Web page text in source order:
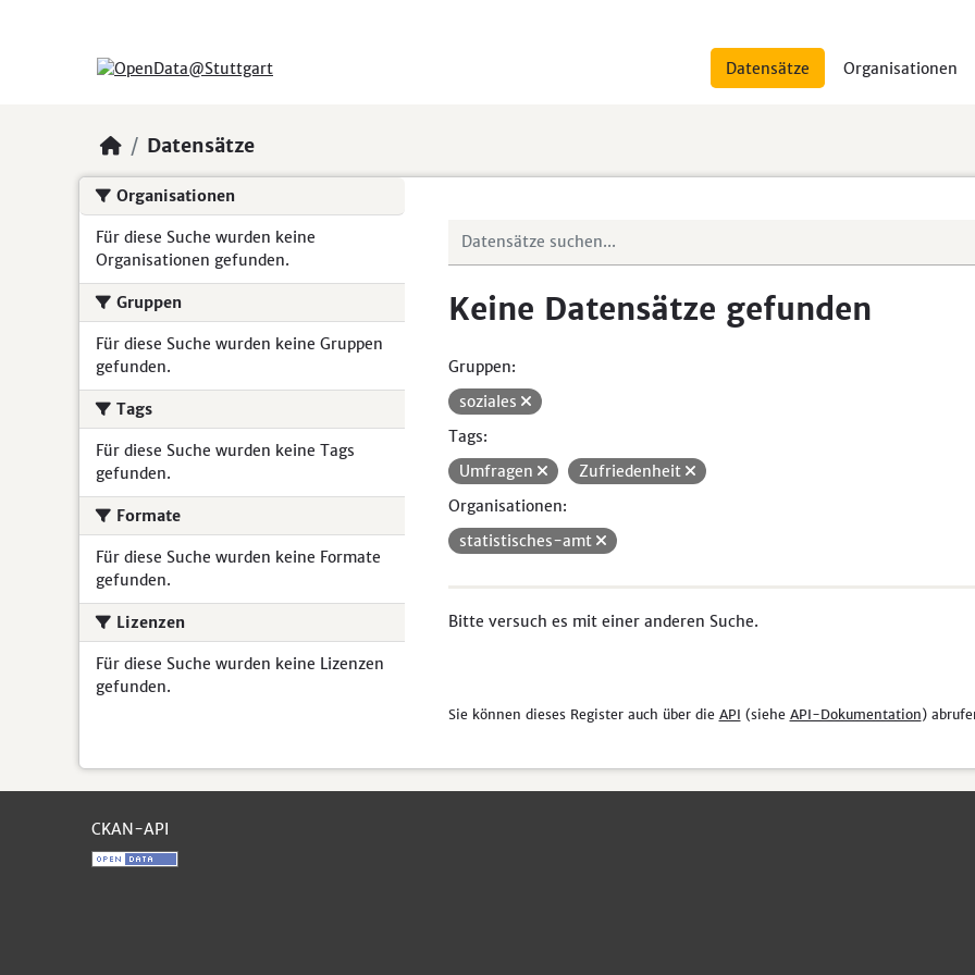
Datensätze Organisationen
Datensätze
Organisationen
Für diese Suche wurden keine
Organisationen gefunden.
Gruppen
Für diese Suche wurden keine Gruppen
gefunden.
Tags
Für diese Suche wurden keine Tags
gefunden.
Formate
Für diese Suche wurden keine Formate
gefunden.
Lizenzen
Für diese Suche wurden keine Lizenzen
gefunden.
Keine Datensätze gefunden
Gruppen:
soziales
Tags:
Umfragen
Zufriedenheit
Organisationen:
statistisches-amt
Bitte versuch es mit einer anderen Suche.
Sie können dieses Register auch über die API (siehe API-Dokumentation)
CKAN-API